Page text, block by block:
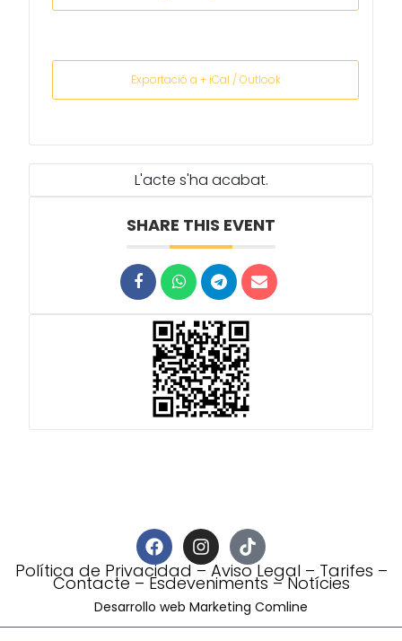
L'acte s'ha acabat.
SHARE THIS EVENT
Exportació a + iCal / Outlook
Política de Privacidad–Aviso Legal –Tarifes –
Contacte–Esdeveniments–Notícies
Desarrollo web Marketing Comline